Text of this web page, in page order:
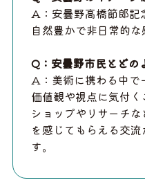
A：安曇野高橋節郎記
自然豊かで非日常的な
Q：安曇野市民とどの
​A：美術に携わる中で
価値観や視点に気付
ショップやリサーチ
を感じてもらえる交
す。